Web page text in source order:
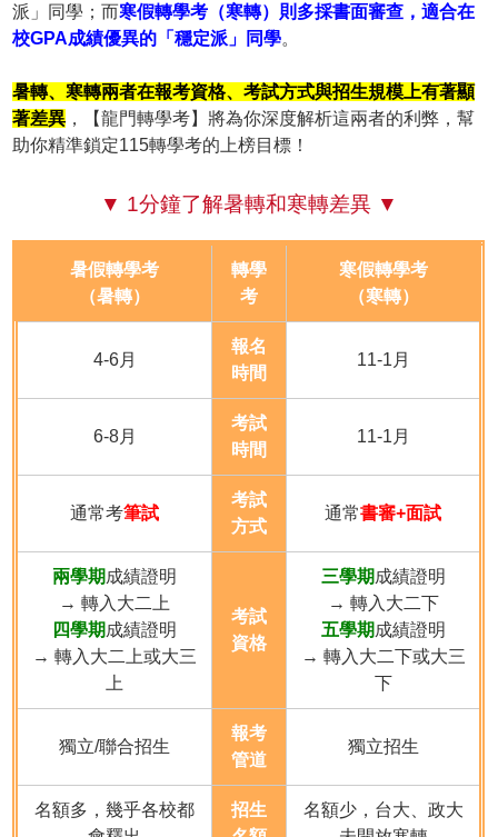
派」同學；而寒假轉學考（寒轉）則多採書面審查，適合在
校GPA成績優異的「穩定派」同學。
暑轉、寒轉兩者在報考資格、考試方式與招生規模上有著顯
著差異 ，【龍門轉學考】將為你深度解析這兩者的利弊，幫
助你精準鎖定115轉學考的上榜目標！
▼ 1分鐘了解暑轉和寒轉差異 ▼
暑假轉學考
（暑轉）
轉學
考
寒假轉學考
（寒轉）
4-6月
報名
時間
11-1月
6-8月
考試
時間
11-1月
通常考筆試
考試
方式
通常書審+面試
兩學期 成績證明
→ 轉入大二上
四學期 成績證明
→ 轉入大二上或大三
上
考試
資格
三學期 成績證明
→ 轉入大二下
五學期 成績證明
→ 轉入大二下或大三
下
獨立/聯合招生
報考
管道
獨立招生
名額多，幾乎各校都
招生
名額少，台大、政大